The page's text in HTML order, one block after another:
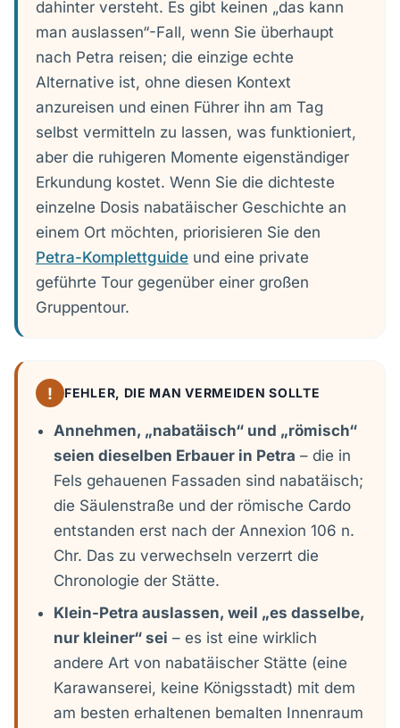
dahinter versteht. Es gibt keinen „das kann
man auslassen“-Fall, wenn Sie überhaupt
nach Petra reisen; die einzige echte
Alternative ist, ohne diesen Kontext
anzureisen und einen Führer ihn am Tag
selbst vermitteln zu lassen, was funktioniert,
aber die ruhigeren Momente eigenständiger
Erkundung kostet. Wenn Sie die dichteste
einzelne Dosis nabatäischer Geschichte an
einem Ort möchten, priorisieren Sie den
Petra-Komplettguide und eine private
geführte Tour gegenüber einer großen
Gruppentour.
! FEHLER, DIE MAN VERMEIDEN SOLLTE
Annehmen, „nabatäisch“ und „römisch“
seien dieselben Erbauer in Petra – die in
Fels gehauenen Fassaden sind nabatäisch;
die Säulenstraße und der römische Cardo
entstanden erst nach der Annexion 106 n.
Chr. Das zu verwechseln verzerrt die
Chronologie der Stätte.
Klein-Petra auslassen, weil „es dasselbe,
nur kleiner“ sei – es ist eine wirklich
andere Art von nabatäischer Stätte (eine
Karawanserei, keine Königsstadt) mit dem
am besten erhaltenen bemalten Innenraum